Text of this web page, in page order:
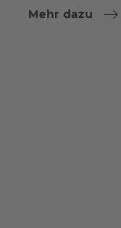
Mehr dazu